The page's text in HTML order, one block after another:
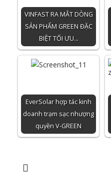
VINFAST RA MẮT DÒNG
SẢN PHẨM GREEN ĐẶC
BIỆT TỐI ƯU…
EverSolar hợp tác kinh
doanh trạm sạc nhượng
quyền V-GREEN